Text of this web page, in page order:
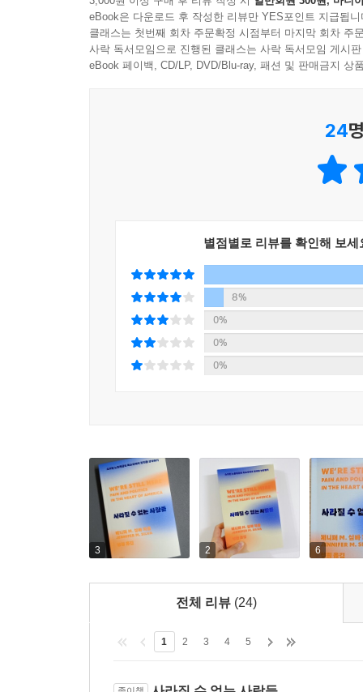
고통을 억울함과 책망 속에 감춰두는 대신 이름을
어낼 가능성이 싹튼다.
자기 단절에 맞서고, 고통과 해법을 공개적으로
형성해 다시금 정치적 주체로 거듭날 수 있다는
곳에서 사회적 유대의 가능성이 싹틀 수 있다. 저
자원은 가난한 노동계급이 공유하는 계급적 고통
이곳에서 새로운 동맹과 미지의 가능성이 열리고
eBook은 다운로드 후 작성한 리뷰만 YES포인트 지급됩니
클래스는 첫번째 회차 주문확정 시점부터 마지막 회차 주
사락 독서모임으로 진행된 클래스는 사락 독서모임 게시
eBook 페이백, CD/LP, DVD/Blu-ray, 패션 및 판매금지 상
24
별점별로 리뷰를 확인해 보세
8%
0%
0%
0%
3 2 6
전체 리뷰 (24)
1 2 3 4 5